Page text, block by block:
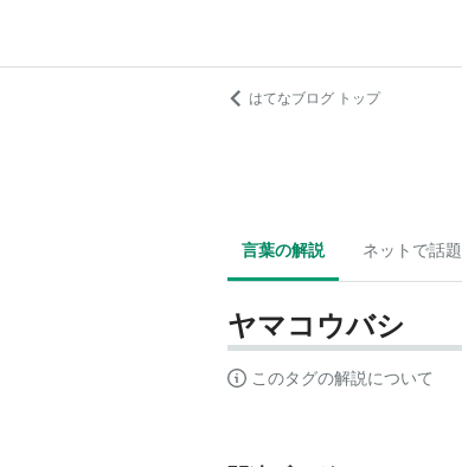
はてなブログ トップ
言葉の解説 ネットで話題
ヤマコウバシ
このタグの解説について